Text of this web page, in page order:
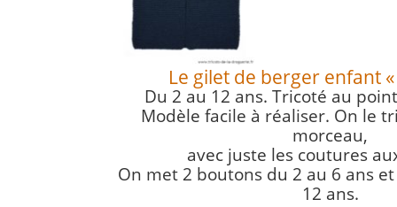
Le gilet de berger enfant
Du 2 au 12 ans. Tricoté au
Modèle facile à réaliser. On le
morceau,
avec juste les coutures
On met 2 boutons du 2 au 6 ans
12 ans.